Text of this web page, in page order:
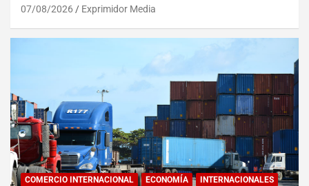
07/08/2026 Exprimidor Media
COMERCIO INTERNACIONAL ECONOMÍA
INTERNACIONALES